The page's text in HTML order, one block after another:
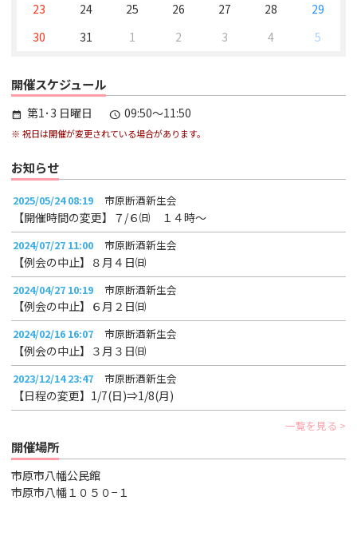
23
24 25 26 27 28
29
30
31 1 2 3 4 5
開催スケジュール
calendar_month 第1･3 日曜日 schedule 09:50～11:50
※ 祝日は開催が変更されている場合があります。
お知らせ
2025/05/24 08:19 市原断酒新生会
【開催時間の変更】７/６㈰ １４時～
2024/07/27 11:00 市原断酒新生会
【例会の中止】８月４日㈰
2024/04/27 10:19 市原断酒新生会
【例会の中止】６月２日㈰
2024/02/16 16:07 市原断酒新生会
【例会の中止】３月３日㈰
2023/12/14 23:47 市原断酒新生会
【日程の変更】1/7(日)⇒1/8(月)
一覧を見る
開催場所
市原市八幡公民館
市原市八幡１０５０−１